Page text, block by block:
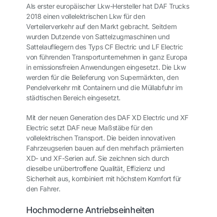
Als erster europäischer Lkw-Hersteller hat DAF Trucks
2018 einen vollelektrischen Lkw für den
Verteilerverkehr auf den Markt gebracht. Seitdem
wurden Dutzende von Sattelzugmaschinen und
Sattelaufliegern des Typs CF Electric und LF Electric
von führenden Transportunternehmen in ganz Europa
in emissionsfreien Anwendungen eingesetzt. Die Lkw
werden für die Belieferung von Supermärkten, den
Pendelverkehr mit Containern und die Müllabfuhr im
städtischen Bereich eingesetzt.
Mit der neuen Generation des DAF XD Electric und XF
Electric setzt DAF neue Maßstäbe für den
vollelektrischen Transport. Die beiden innovativen
Fahrzeugserien bauen auf den mehrfach prämierten
XD- und XF-Serien auf. Sie zeichnen sich durch
dieselbe unübertroffene Qualität, Effizienz und
Sicherheit aus, kombiniert mit höchstem Komfort für
den Fahrer.
Hochmoderne Antriebseinheiten